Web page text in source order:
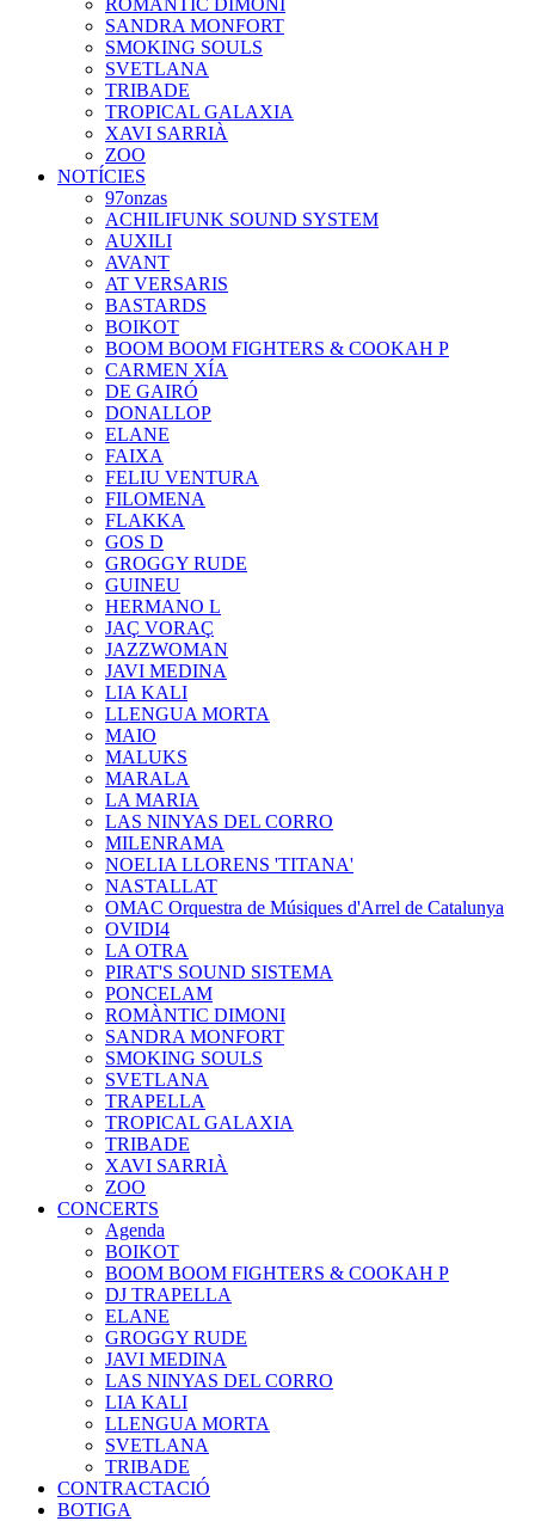
ROMÀNTIC DIMONI
SANDRA MONFORT
SMOKING SOULS
SVETLANA
TRIBADE
TROPICAL GALAXIA
XAVI SARRIÀ
ZOO
NOTÍCIES
97onzas
ACHILIFUNK SOUND SYSTEM
AUXILI
AVANT
AT VERSARIS
BASTARDS
BOIKOT
BOOM BOOM FIGHTERS & COOKAH P
CARMEN XÍA
DE GAIRÓ
DONALLOP
ELANE
FAIXA
FELIU VENTURA
FILOMENA
FLAKKA
GOS D
GROGGY RUDE
GUINEU
HERMANO L
JAÇ VORAÇ
JAZZWOMAN
JAVI MEDINA
LIA KALI
LLENGUA MORTA
MAIO
MALUKS
MARALA
LA MARIA
LAS NINYAS DEL CORRO
MILENRAMA
NOELIA LLORENS 'TITANA'
NASTALLAT
OMAC Orquestra de Músiques d'Arrel de Catalunya
OVIDI4
LA OTRA
PIRAT'S SOUND SISTEMA
PONCELAM
ROMÀNTIC DIMONI
SANDRA MONFORT
SMOKING SOULS
SVETLANA
TRAPELLA
TROPICAL GALAXIA
TRIBADE
XAVI SARRIÀ
ZOO
CONCERTS
Agenda
BOIKOT
BOOM BOOM FIGHTERS & COOKAH P
DJ TRAPELLA
ELANE
GROGGY RUDE
JAVI MEDINA
LAS NINYAS DEL CORRO
LIA KALI
LLENGUA MORTA
SVETLANA
TRIBADE
CONTRACTACIÓ
BOTIGA